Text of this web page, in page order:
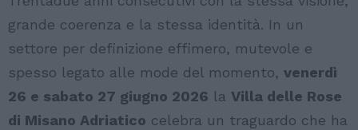
grande coerenza e la stessa identità. In un
settore per definizione effimero, mutevole e
spesso legato alle mode del momento, venerdì
26 e sabato 27 giugno 2026 la Villa delle Rose
di Misano Adriatico celebra un traguardo che ha